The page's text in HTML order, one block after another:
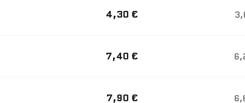
4,30 €
7,40 €
7,90 €